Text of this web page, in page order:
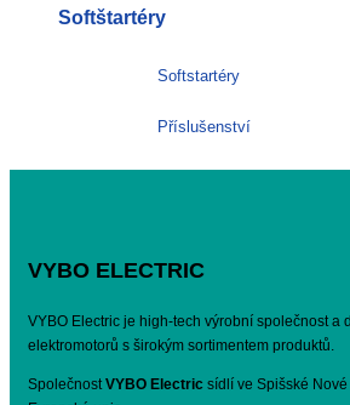
Softštartéry
Softstartéry
Příslušenství
VYBO ELECTRIC
VYBO Electric je high-tech výrobní společnost a
elektromotorů s širokým sortimentem produktů.
SpolečnostVYBO Electric sídlí ve Spišské